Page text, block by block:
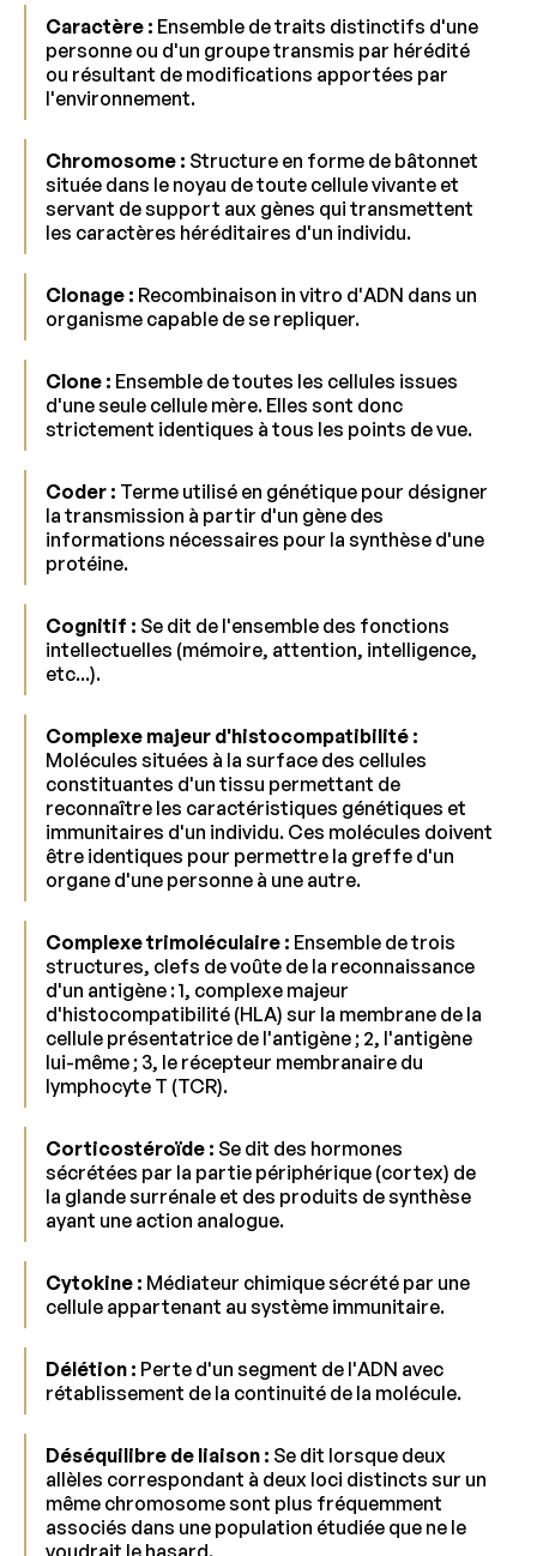
Caractère : Ensemble de traits distinctifs d'une
personne ou d'un groupe transmis par hérédité
ou résultant de modifications apportées par
l'environnement.
Chromosome : Structure en forme de bâtonnet
située dans le noyau de toute cellule vivante et
servant de support aux gènes qui transmettent
les caractères héréditaires d'un individu.
Clonage : Recombinaison in vitro d'ADN dans un
organisme capable de se repliquer.
Clone : Ensemble de toutes les cellules issues
d'une seule cellule mère. Elles sont donc
strictement identiques à tous les points de vue.
Coder : Terme utilisé en génétique pour désigner
la transmission à partir d'un gène des
informations nécessaires pour la synthèse d'une
protéine.
Cognitif : Se dit de l'ensemble des fonctions
intellectuelles (mémoire, attention, intelligence,
etc...).
Complexe majeur d'histocompatibilité :
Molécules situées à la surface des cellules
constituantes d'un tissu permettant de
reconnaître les caractéristiques génétiques et
immunitaires d'un individu. Ces molécules doivent
être identiques pour permettre la greffe d'un
organe d'une personne à une autre.
Complexe trimoléculaire : Ensemble de trois
structures, clefs de voûte de la reconnaissance
d'un antigène : 1, complexe majeur
d'histocompatibilité (HLA) sur la membrane de la
cellule présentatrice de l'antigène ; 2, l'antigène
lui-même ; 3, le récepteur membranaire du
lymphocyte T (TCR).
Corticostéroïde : Se dit des hormones
sécrétées par la partie périphérique (cortex) de
la glande surrénale et des produits de synthèse
ayant une action analogue.
Cytokine : Médiateur chimique sécrété par une
cellule appartenant au système immunitaire.
Délétion : Perte d'un segment de l'ADN avec
rétablissement de la continuité de la molécule.
Déséquilibre de liaison : Se dit lorsque deux
allèles correspondant à deux loci distincts sur un
même chromosome sont plus fréquemment
associés dans une population étudiée que ne le